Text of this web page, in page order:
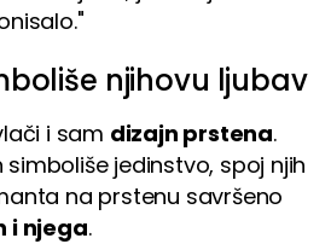
njihovu ljubav
i sam dizajn prstena.
simboliše jedinstvo, spoj njih
na prstenu savršeno
i njega.